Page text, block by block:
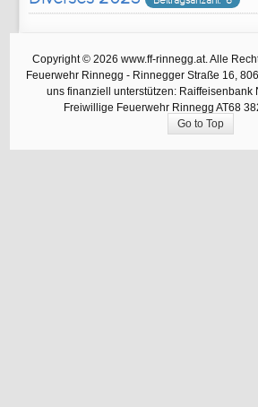
Copyright © 2026 www.ff-rinnegg.at. Alle
Feuerwehr Rinnegg - Rinnegger Straße 16,
uns finanziell unterstützen: Raiffeisenbank
Freiwillige Feuerwehr Rinnegg AT68
Go to Top